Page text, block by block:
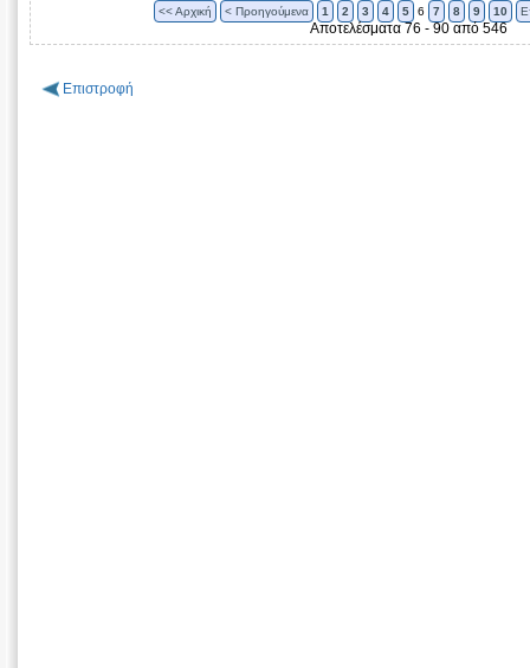
<< Αρχική < Προηγούμενα 1 2 3 4 5 6 7 8 9 10
Αποτελέσματα 76 - 90 από 546
Επιστροφή